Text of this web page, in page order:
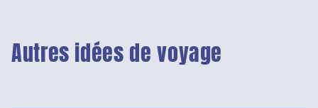
Autres idées de voyage